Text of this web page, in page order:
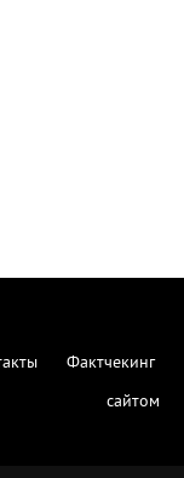
Фактчекинг
сайтом